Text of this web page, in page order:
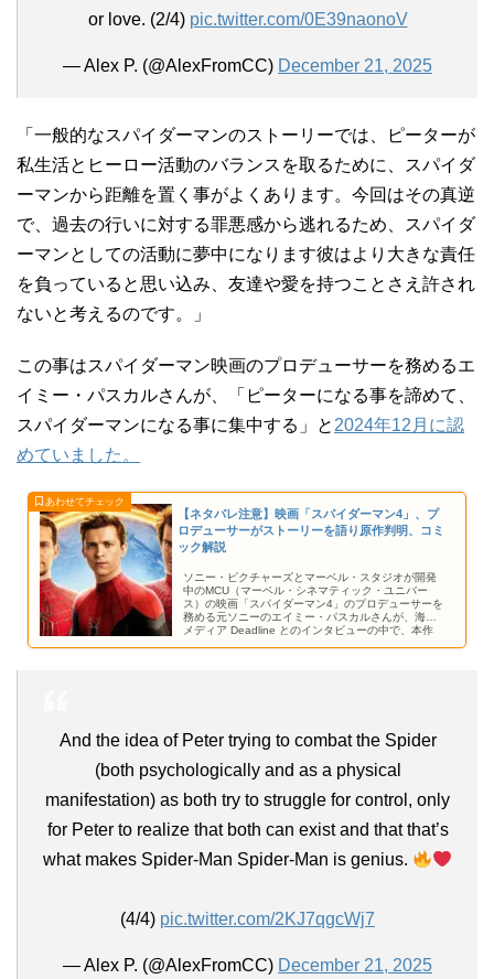
or love. (2/4) pic.twitter.com/0E39naonoV
— Alex P. (@AlexFromCC) December 21, 2025
「一般的なスパイダーマンのストーリーでは、ピーターが
私生活とヒーロー活動のバランスを取るために、スパイダ
ーマンから距離を置く事がよくあります。今回はその真逆
で、過去の行いに対する罪悪感から逃れるため、スパイダ
ーマンとしての活動に夢中になります彼はより大きな責任
を負っていると思い込み、友達や愛を持つことさえ許され
ないと考えるのです。」
この事はスパイダーマン映画のプロデューサーを務めるエ
イミー・パスカルさんが、「ピーターになる事を諦めて、
スパイダーマンになる事に集中する」と 2024年12月に認
めていました。
【ネタバレ注意】映画「スパイダーマン4」、プ
ロデューサーがストーリーを語り原作判明、コミ
ック解説
ソニー・ピクチャーズとマーベル・スタジオが開発
中のMCU（マーベル・シネマティック・ユニバー
ス）の映画「スパイダーマン4」のプロデューサーを
務める元ソニーのエイミー・パスカルさんが、海外
メディア Deadline とのインタビューの中で、本作
And the idea of Peter trying to combat the Spider
(both psychologically and as a physical
manifestation) as both try to struggle for control, only
for Peter to realize that both can exist and that that’s
what makes Spider-Man Spider-Man is genius.
(4/4) pic.twitter.com/2KJ7qgcWj7
— Alex P. (@AlexFromCC) December 21, 2025